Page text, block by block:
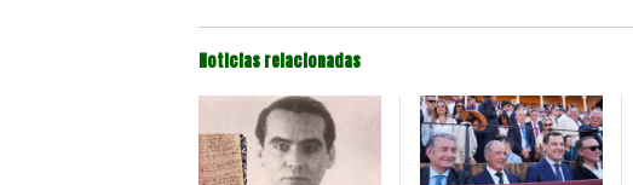
Noticias relacionadas